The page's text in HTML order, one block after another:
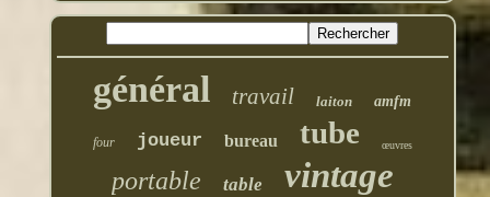
général travail laiton amfm
four joueur bureau tube œuvres
portable table vintage